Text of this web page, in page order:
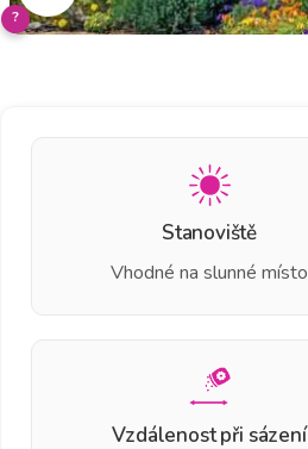
?
Stanoviště
Vhodné na slunné místo
Vzdálenost při sázení